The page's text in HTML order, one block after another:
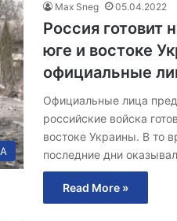
Max Sneg 05.04.2022
Россия готовит
юге и востоке
официальные
Официальные лица
российские войска
востоке Украины. В то
последние дни
Read More »